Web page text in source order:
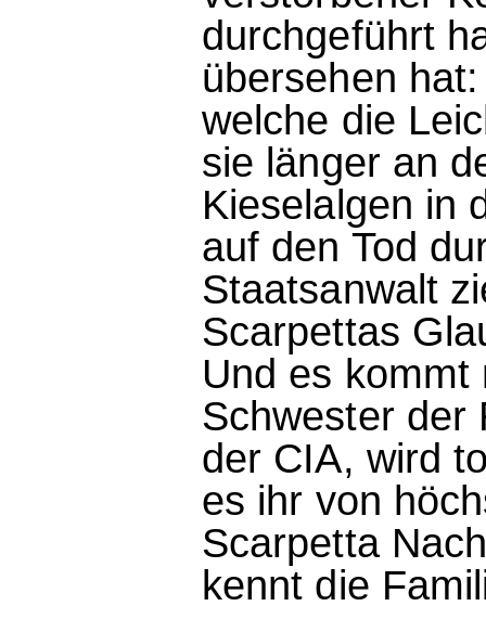
durchgeführt
übersehen
welche die
sie länger an
Kieselalgen in
auf den Tod
Staatsanwalt
Scarpettas
Und es
Schwester der
der CIA, wird
es ihr von
Scarpetta
kennt die